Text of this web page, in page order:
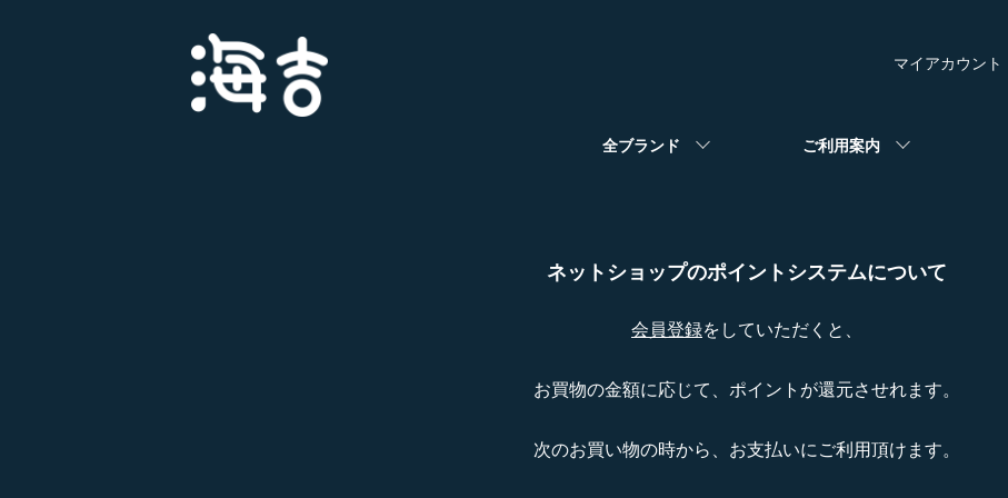
全ブランド ご利用案内
マイアカウント
ネットショップのポイントシステムについて
会員登録をしていただくと、
お買物の金額に応じて、ポイントが還元させれます。
次のお買い物の時から、お支払いにご利用頂けます。